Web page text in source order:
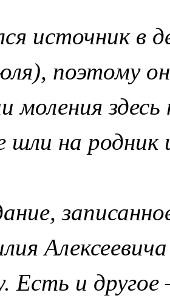
источник в
поэтому
моления
шли на родник
Есть и